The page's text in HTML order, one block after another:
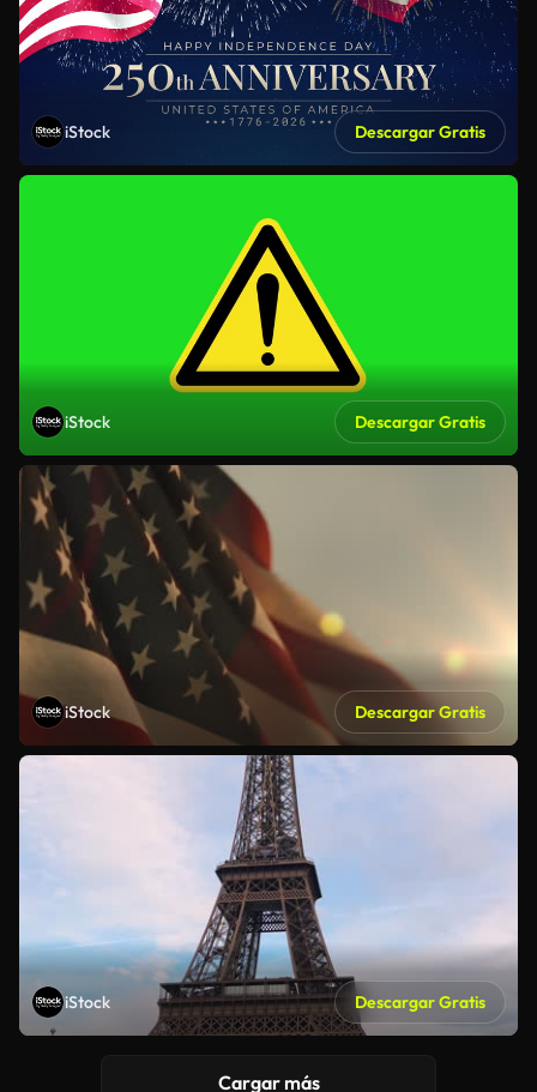
iStock Descargar Gratis
iStock Descargar Gratis
iStock Descargar Gratis
iStock Descargar Gratis
Cargar más